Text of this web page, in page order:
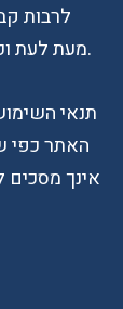
לרבות
מעת לעת וכל התנאים השונים המוצעים באתר מעת לעת.
תנאי
האתר כפי
אינך